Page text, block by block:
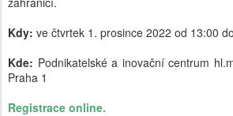
Kdy: ve čtvrtek 1. prosince 2022 od 13:00
Kde: Podnikatelské a inovační centrum
Praha 1
Registrace online.